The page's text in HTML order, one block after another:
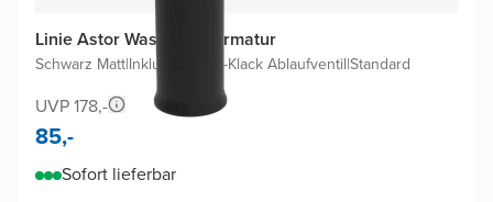
Linie Astor Waschtischarmatur
Schwarz Matt|Inklusive Klick-Klack Ablaufventil|Standard
UVP 178,-
85,-
Sofort lieferbar